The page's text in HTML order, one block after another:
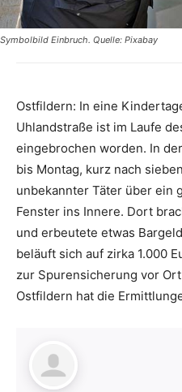
Symbolbild Einbruch. Quelle: Pixabay
Ostfildern: In eine
Uhlandstraße ist im Laufe
eingebrochen worden. In
bis Montag, kurz nach
unbekannter Täter über ein
Fenster ins Innere. Dort
und erbeutete etwas
beläuft sich auf zirka 1.000
zur Spurensicherung vor
Ostfildern hat die